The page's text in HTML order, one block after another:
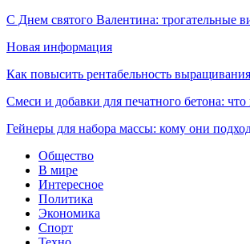
С Днем святого Валентина: трогательные
Новая информация
Как повысить рентабельность
Смеси и добавки для печатного бетона:
Гейнеры для набора массы: кому они
Общество
В мире
Интересное
Политика
Экономика
Спорт